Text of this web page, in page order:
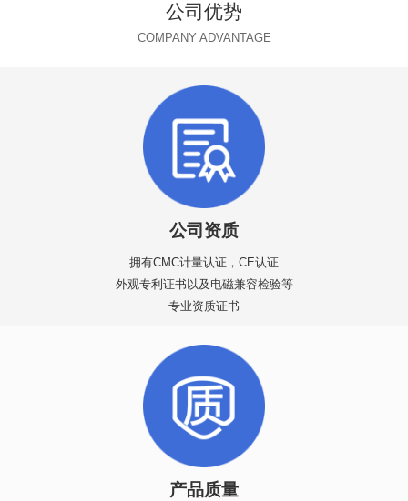
公司优势
COMPANY ADVANTAGE
公司资质
拥有CMC计量认证，CE认证
外观专利证书以及电磁兼容检验等
专业资质证书
产品质量